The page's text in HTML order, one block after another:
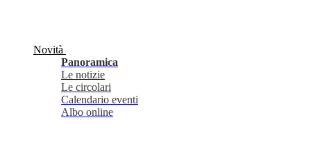
Novità
Panoramica
Le notizie
Le circolari
Calendario eventi
Albo online